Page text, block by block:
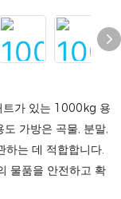
트가 있는 1000kg 용
가방은 곡물, 분말,
하는 데 적합합니다.
물품을 안전하고 확